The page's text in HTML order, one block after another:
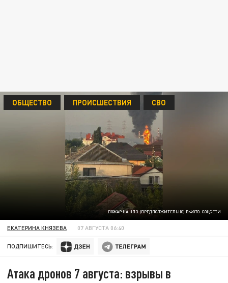
ПОЖАР НА НПЗ (ПРЕДПОЛЖИТЕЛЬНО) В ФОТО: СОЦСЕТИ
ОБЩЕСТВО ПРОИСШЕСТВИЯ СВО
ЕКАТЕРИНА КНЯЗЕВА 07 АВГУСТА 06:40
ПОДПИШИТЕСЬ:
Атака дронов 7 августа: взрывы в